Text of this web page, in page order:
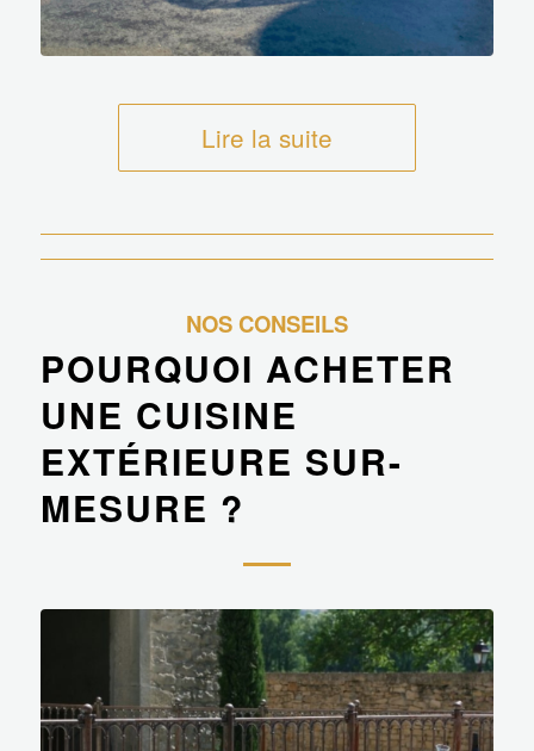
Lire la suite
NOS CONSEILS
POURQUOI ACHETER
UNE CUISINE
EXTÉRIEURE SUR-
MESURE ?